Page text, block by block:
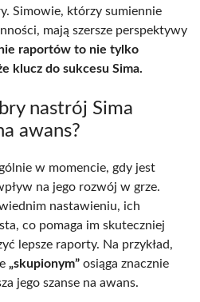
Simowie, którzy sumiennie
mają szersze perspektywy
raportów to nie tylko
klucz do sukcesu Sima.
nastrój Sima
awans?
w momencie, gdy jest
na jego rozwój w grze.
nastawieniu, ich
co pomaga im skuteczniej
lepsze raporty. Na przykład,
„skupionym” osiąga znacznie
jego szanse na awans.